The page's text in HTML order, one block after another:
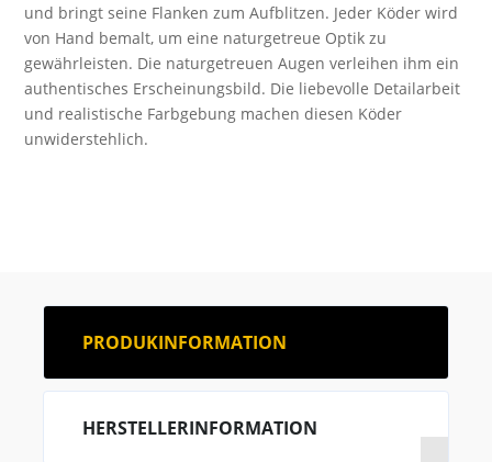
und bringt seine Flanken zum Aufblitzen. Jeder Köder wird
von Hand bemalt, um eine naturgetreue Optik zu
gewährleisten. Die naturgetreuen Augen verleihen ihm ein
authentisches Erscheinungsbild. Die liebevolle Detailarbeit
und realistische Farbgebung machen diesen Köder
unwiderstehlich.
PRODUKINFORMATION
HERSTELLERINFORMATION